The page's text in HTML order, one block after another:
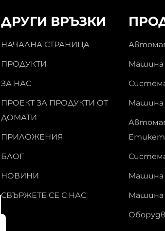
ДРУГИ ВРЪЗКИ
НАЧАЛНА СТРАНИЦА
ПРОДУКТИ
ЗА НАС
ПРОЕКТ ЗА ПРОДУКТИ ОТ
ДОМАТИ
ПРИЛОЖЕНИЯ
БЛОГ
НОВИНИ
СВЪРЖЕТЕ СЕ С НАС
Машина
Машина
Машина
Машина